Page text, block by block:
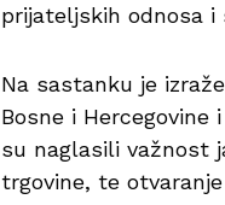
prijateljskih odnosa i
Na sastanku je
Bosne i
su naglasili važnost
trgovine, te